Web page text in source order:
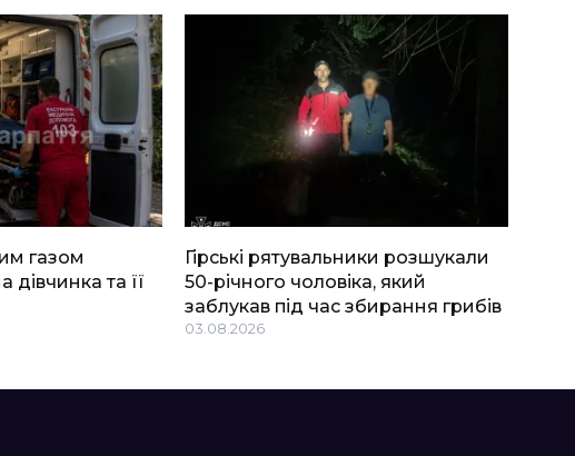
газом
дівчинка та її
Гірські рятувальники розшукали
50-річного чоловіка, який
заблукав під час збирання грибів
03.08.2026